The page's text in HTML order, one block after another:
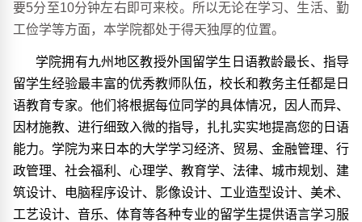
要5分至10分钟左右即可来校。所以无论在学习、生活、勤
工俭学等方面，本学院都处于得天独厚的位置。
学院拥有九州地区教授外国留学生日语教龄最长、指导
留学生经验最丰富的优秀教师队伍，校长和教务主任都是日
语教育专家。他们将根据每位同学的具体情况，因人而异、
因材施教、进行细致入微的指导，扎扎实实地提高您的日语
能力。学院为来日本的大学学习经济、贸易、金融管理、行
政管理、社会福利、心理学、教育学、法律、城市规划、建
筑设计、电脑程序设计、影像设计、工业造型设计、美术、
工艺设计、音乐、体育等各种专业的留学生提供语言学习服